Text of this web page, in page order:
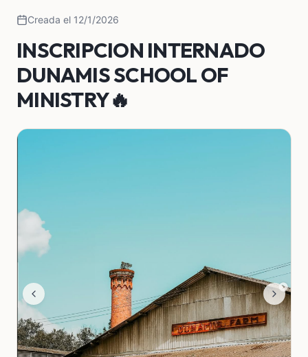
Creada el 12/1/2026
INSCRIPCION INTERNADO
DUNAMIS SCHOOL OF
MINISTRY🔥